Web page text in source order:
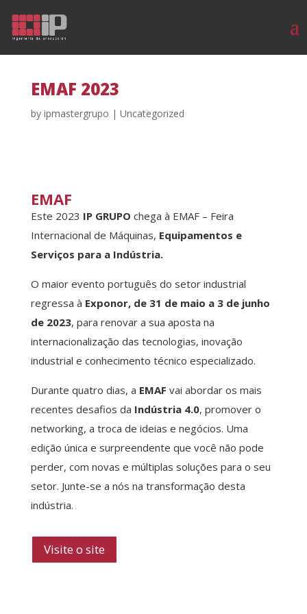
EMAF 2023
by ipmastergrupo | Uncategorized
EMAF
Este 2023 IP GRUPO chega à EMAF – Feira
Internacional de Máquinas, Equipamentos e
Serviços para a Indústria.
O maior evento português do setor industrial
regressa à Exponor, de 31 de maio a 3 de junho
de 2023, para renovar a sua aposta na
internacionalização das tecnologias, inovação
industrial e conhecimento técnico especializado.
Durante quatro dias, a EMAF vai abordar os mais
recentes desafios da Indústria 4.0, promover o
networking, a troca de ideias e negócios. Uma
edição única e surpreendente que você não pode
perder, com novas e múltiplas soluções para o seu
setor. Junte-se a nós na transformação desta
indústria.
Visite o site